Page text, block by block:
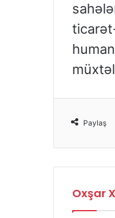
Paylaş
Oxşar